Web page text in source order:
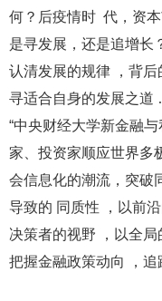
何？后疫情时 代，资
是寻发展，还是追增长
认清发展的规律 ，背
寻适合自身的发展之
“中央财经大学新金融
家、投资家顺应世界多
会信息化的潮流，突破
导致的 同质性 ，以前
决策者的视野 ，以全局
把握金融政策动向 ，追